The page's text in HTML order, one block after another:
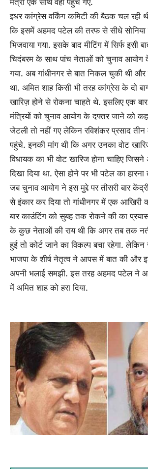
मंत्री एक साथ वहां पहुंच गए.
इधर कांग्रेस वर्किंग कमिटी की बैठक चल रही
कि इसमें अहमद पटेल की तरफ से सीधे सोनिया
भिजवाया गया. इसके बाद मीटिंग में सिर्फ इसी
चिदंबरम के साथ पांच नेताओं को चुनाव आयोग
गया. अब गांधीनगर से बात निकल चुकी थी और
था. अमित शाह किसी भी तरह कांग्रेस के दो
खारिज़ होने से रोकना चाहते थे. इसलिए एक बार
मंत्रियों को चुनाव आयोग के दफ्तर जाने को
जेटली तो नहीं गए लेकिन रविशंकर प्रसाद तीन
पहुंचे. इनकी मांग थी कि अगर उनका वोट
विधायक का भी वोट खारिज होना चाहिए
दिखा दिया था. ऐसा होने पर भी पटेल का
जब चुनाव आयोग ने इस मुद्दे पर तीसरी बार
से इंकार कर दिया तो गांधीनगर में एक
बार काउंटिंग को सुबह तक रोकने की का
के कुछ नेताओं की राय थी कि अगर तब तक
हुई तो कोर्ट जाने का विकल्प बचा रहेगा.
भाजपा के शीर्ष नेतृत्व ने आपस में बात की और
अपनी भलाई समझी. इस तरह अहमद पटेल ने
में अमित शाह को हरा दिया.